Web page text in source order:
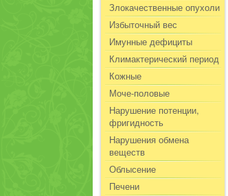
Злокачественные опухоли
Избыточный вес
Имунные дефициты
Климактерический период
Кожные
Моче-половые
Нарушение потенции,
фригидность
Нарушения обмена
веществ
Облысение
Печени